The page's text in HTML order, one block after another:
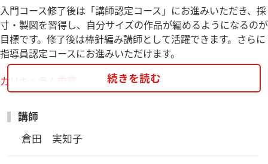
入門コース修了後は「講師認定コース」にお進みいただき、採
寸・製図を習得し、自分サイズの作品が編めるようになるのが
目標です。修了後は棒針編み講師として活躍できます。さらに
指導員認定コースにお進みいただけます。
カリキュラム内容
新入生講座内容：（公財）日本手芸普及協会のカリキュラムで
す。変更する場合がございますのでご了承ください。
※進級に伴い講師・曜日・時間等変更になる場合がございま
続きを読む
講師
倉田　実知子